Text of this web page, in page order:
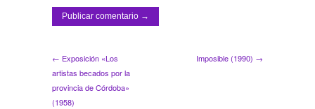
← Exposición «Los
artistas becados por la
provincia de Córdoba»
(1958)
Imposible (1990) →